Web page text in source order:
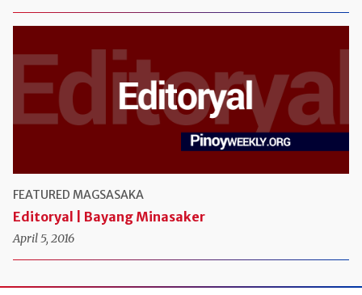
FEATURED MAGSASAKA
Editoryal | Bayang Minasaker
April 5, 2016